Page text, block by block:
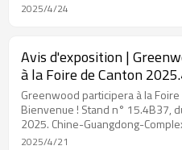
2025/4/24
Avis d'exposition |
à la Foire de Canton
Bienvenue à votre
Greenwood participera à la
Bienvenue ! Stand n° 15.4B37,
2025. Chine-Guangdong-
Canton-Pavillon Pazhou de
2025/4/21